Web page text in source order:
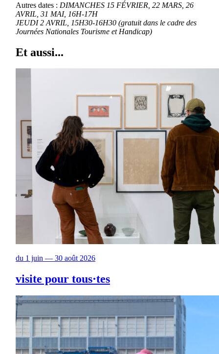
Autres dates : DIMANCHES 15 FÉVRIER, 22 MARS, 26
AVRIL, 31 MAI, 16H-17H
JEUDI 2 AVRIL, 15H30-16H30 (gratuit dans le cadre des
Journées Nationales Tourisme et Handicap)
Et aussi...
du 1 juin — 30 août 2026
visite pour tous·tes